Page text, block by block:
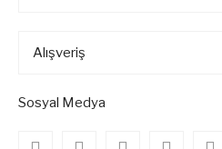
Alışveriş
Sosyal Medya